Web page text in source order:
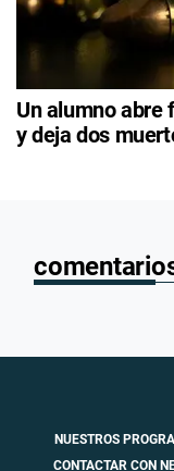
Un alumno abre
y deja dos
NUESTROS
CONTACTAR CON